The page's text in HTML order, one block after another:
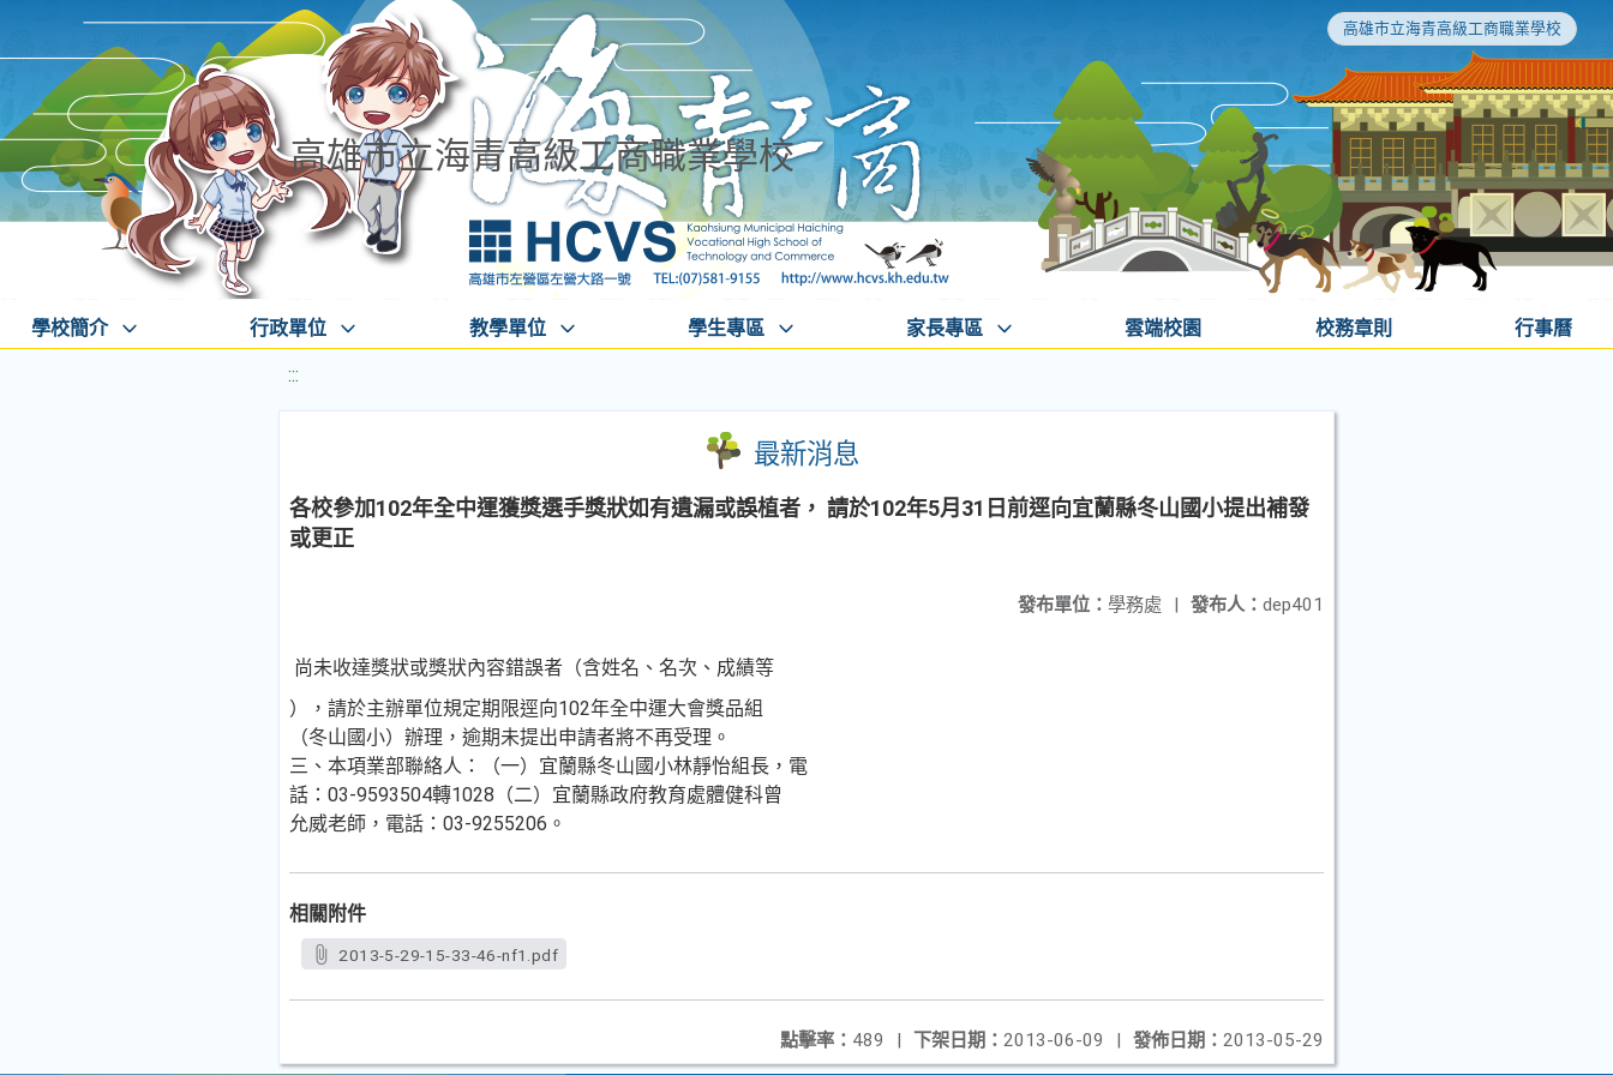
高雄市立海青高級工商職業學校
高雄市立海青高級工商職業學校
學校簡介 行政單位 教學單位 學生專區 家長專區 雲端校園 校務章則 行事曆
:::
最新消息
各校參加102年全中運獲獎選手獎狀如有遺漏或誤植者， 請於102年5月31日前逕向宜蘭縣冬山國小提出補發
或更正
發布人： dep401
發布單位： 學務處 |
尚未收達獎狀或獎狀內容錯誤者（含姓名、名次、成績等
），請於主辦單位規定期限逕向102年全中運大會獎品組
（冬山國小）辦理，逾期未提出申請者將不再受理。
三、本項業部聯絡人：（一）宜蘭縣冬山國小林靜怡組長，電
話：03-9593504轉1028（二）宜蘭縣政府教育處體健科曾
允威老師，電話：03-9255206。
相關附件
2013-5-29-15-33-46-nf1.pdf
發佈日期： 2013-05-29
下架日期： 2013-06-09 |
點擊率： 489 |